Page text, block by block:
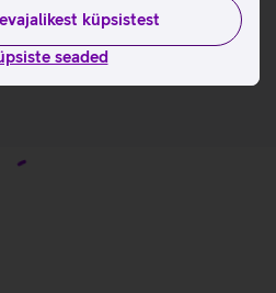
küpsistest
seaded
Buds omaduste ja